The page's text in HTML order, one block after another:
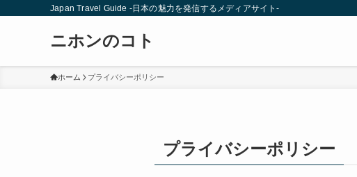
Japan Travel Guide -日本の魅力を発信するメディアサイト-
ニホンのコト
ホーム プライバシーポリシー
プライバシーポリシー